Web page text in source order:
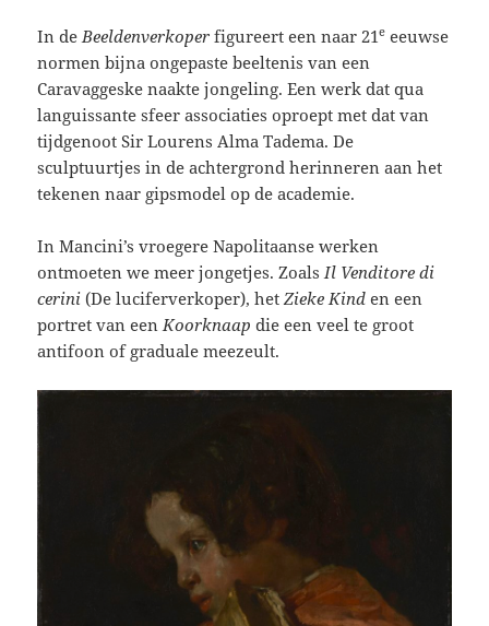
In de Beeldenverkoper figureert een naar 21e eeuwse
normen bijna ongepaste beeltenis van een
Caravaggeske naakte jongeling. Een werk dat qua
languissante sfeer associaties oproept met dat van
tijdgenoot Sir Lourens Alma Tadema. De
sculptuurtjes in de achtergrond herinneren aan het
tekenen naar gipsmodel op de academie.
In Mancini’s vroegere Napolitaanse werken
ontmoeten we meer jongetjes. Zoals Il Venditore di
cerini (De luciferverkoper), hetZieke Kind en een
portret van een Koorknaap die een veel te groot
antifoon of graduale meezeult.